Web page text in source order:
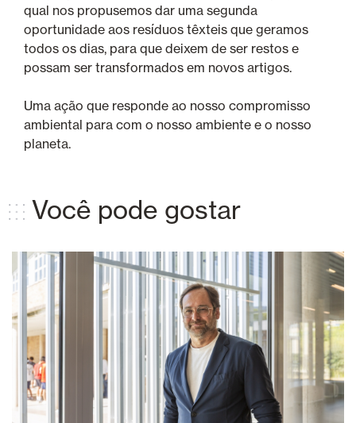
qual nos propusemos dar uma segunda
oportunidade aos resíduos têxteis que geramos
todos os dias, para que deixem de ser restos e
possam ser transformados em novos artigos.
Uma ação que responde ao nosso compromisso
ambiental para com o nosso ambiente e o nosso
planeta.
Você pode gostar